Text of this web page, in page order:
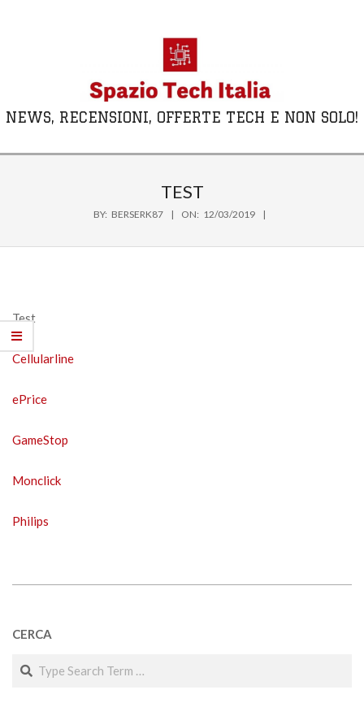
NEWS, RECENSIONI, OFFERTE TECH E NON SOLO!
TEST
BY: BERSERK87 ON: 12/03/2019
Test
Cellularline
ePrice
GameStop
Monclick
Philips
12
CERCA
Search